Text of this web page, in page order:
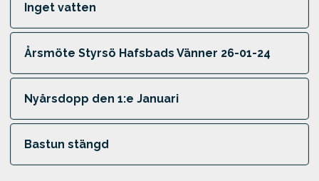
Inget vatten
Årsmöte Styrsö Hafsbads Vänner 26-01-24
Nyårsdopp den 1:e Januari
Bastun stängd